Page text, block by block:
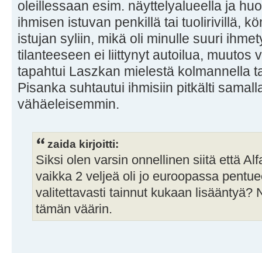
oleillessaan esim. näyttelyalueella ja
ihmisen istuvan penkillä tai tuolirivillä,
istujan syliin, mikä oli minulle suuri
tilanteeseen ei liittynyt autoilua, muutos
tapahtui Laszkan mielestä kolmannella
Pisanka suhtautui ihmisiin pitkälti
vähäeleisemmin.
zaida kirjoitti:
Siksi olen varsin onnellinen siitä että
vaikka 2 veljeä oli jo euroopassa
valitettavasti tainnut kukaan lisääntyä?
tämän väärin.